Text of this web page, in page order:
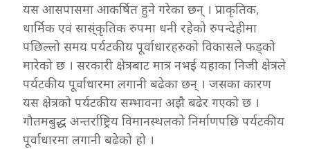
यस आसपासमा आकर्षित हुने गरेका छन् । प्राकृतिक,
धार्मिक एवं सास्ंकृतिक रुपमा धनी रहेको रुपन्देहीमा
पछिल्लो समय पर्यटकीय पूर्वाधारहरुको विकासले फड्को
मारेको छ । सरकारी क्षेत्रबाट मात्र नभई यहाका निजी क्षेत्रले
पर्यटकीय पूर्वाधारमा लगानी बढेका छन् । जसका कारण
यस क्षेत्रको पर्यटकीय सम्भावना अझै बढेर गएको छ ।
गौतमबुद्ध अन्तर्राष्ट्रिय विमानस्थलको निर्माणपछि पर्यटकीय
पूर्वाधारमा लगानी बढेको हो ।